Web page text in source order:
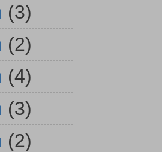
(3)
(2)
(4)
(3)
(2)